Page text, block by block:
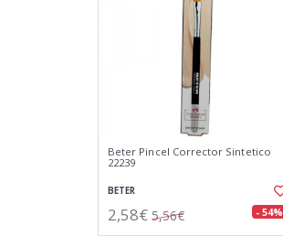
Beter Pincel Corrector Sintetico
22239
BETER
2,58€ 5,56€ - 54%